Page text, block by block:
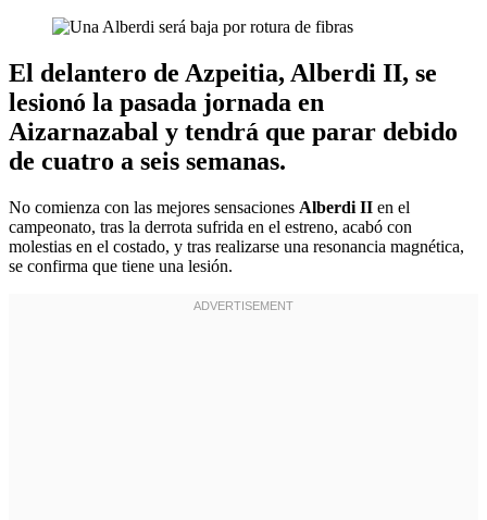
El delantero de Azpeitia, Alberdi II, se
lesionó la pasada jornada en
Aizarnazabal y tendrá que parar debido
de cuatro a seis semanas.
No comienza con las mejores sensaciones Alberdi II en el
campeonato, tras la derrota sufrida en el estreno, acabó con
molestias en el costado, y tras realizarse una resonancia magnética,
se confirma que tiene una lesión.